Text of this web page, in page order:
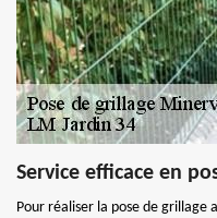
Service efficace en
Pour réaliser la pose de grillage